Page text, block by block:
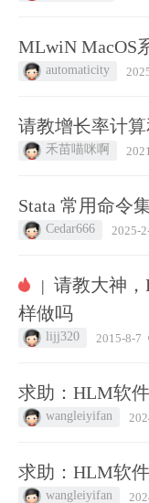
MLwiN MacOS
automaticity
请教增长率计
禾苗喵咪啊
Stata 常用命令
Cedar666 2025-
| 请教大神
样做吗
lijj320 2015-8-7
求助：HLM软
wangleiyifan
求助：HLM软
wangleiyifan